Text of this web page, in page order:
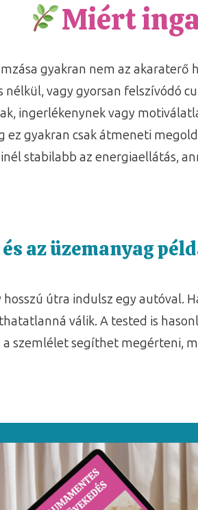
Miért
gyakran nem az akaraterő
nélkül, vagy gyorsan felszívódó
ingerlékenynek vagy
ez gyakran csak átmeneti
stabilabb az energiaellátás,
az üzemanyag
hosszú útra indulsz egy autóval.
válik. A tested is
a szemlélet segíthet megérteni,